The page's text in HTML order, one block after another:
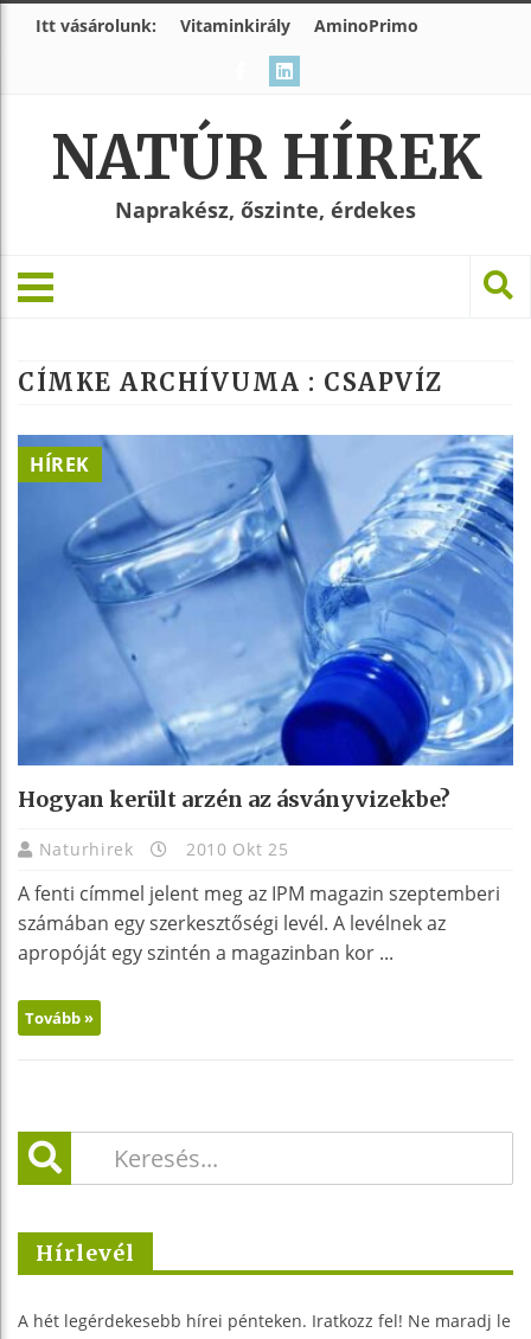
Itt vásárolunk: Vitaminkirály AminoPrimo
NATÚR HÍREK
Naprakész, őszinte, érdekes
CÍMKE ARCHÍVUMA : CSAPVÍZ
HÍREK
Hogyan került arzén az ásványvizekbe?
Naturhirek 2010 Okt 25
A fenti címmel jelent meg az IPM magazin szeptemberi
számában egy szerkesztőségi levél. A levélnek az
apropóját egy szintén a magazinban kor ...
Tovább »
Hírlevél
A hét legérdekesebb hírei pénteken. Iratkozz fel! Ne maradj le